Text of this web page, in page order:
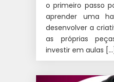
o primeiro passo
aprender uma
desenvolver a
as próprias
investir em aulas […]